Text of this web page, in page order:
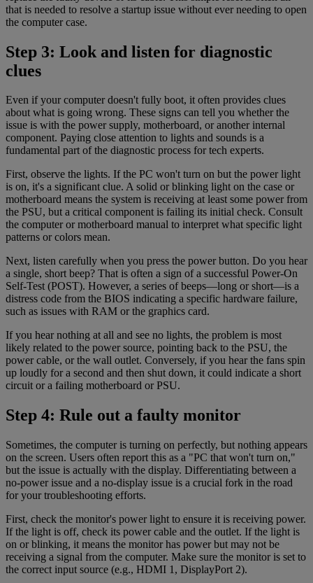
that is needed to resolve a startup issue without ever needing to open
the computer case.
Step 3: Look and listen for diagnostic
clues
Even if your computer doesn't fully boot, it often provides clues
about what is going wrong. These signs can tell you whether the
issue is with the power supply, motherboard, or another internal
component. Paying close attention to lights and sounds is a
fundamental part of the diagnostic process for tech experts.
First, observe the lights. If the PC won't turn on but the power light
is on, it's a significant clue. A solid or blinking light on the case or
motherboard means the system is receiving at least some power from
the PSU, but a critical component is failing its initial check. Consult
the computer or motherboard manual to interpret what specific light
patterns or colors mean.
Next, listen carefully when you press the power button. Do you hear
a single, short beep? That is often a sign of a successful Power-On
Self-Test (POST). However, a series of beeps—long or short—is a
distress code from the BIOS indicating a specific hardware failure,
such as issues with RAM or the graphics card.
If you hear nothing at all and see no lights, the problem is most
likely related to the power source, pointing back to the PSU, the
power cable, or the wall outlet. Conversely, if you hear the fans spin
up loudly for a second and then shut down, it could indicate a short
circuit or a failing motherboard or PSU.
Step 4: Rule out a faulty monitor
Sometimes, the computer is turning on perfectly, but nothing appears
on the screen. Users often report this as a "PC that won't turn on,"
but the issue is actually with the display. Differentiating between a
no-power issue and a no-display issue is a crucial fork in the road
for your troubleshooting efforts.
First, check the monitor's power light to ensure it is receiving power.
If the light is off, check its power cable and the outlet. If the light is
on or blinking, it means the monitor has power but may not be
receiving a signal from the computer. Make sure the monitor is set to
the correct input source (e.g., HDMI 1, DisplayPort 2).